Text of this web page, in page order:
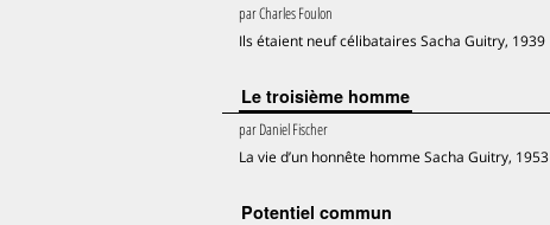
parCharles Foulon
Ils étaient neuf célibataires Sacha Guitry, 1939
Le troisième homme
parDaniel Fischer
La vie d’un honnête homme Sacha Guitry, 1953
Potentiel commun